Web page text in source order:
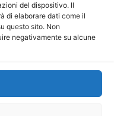
del dispositivo. Il
di elaborare dati come il
questo sito. Non
negativamente su alcune
Scaglione
Calabrese
Cooperativa a r.l. è
di Comunicazione al